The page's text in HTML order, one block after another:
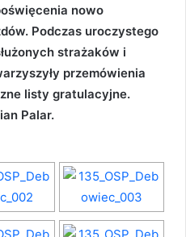
nowo
Podczas uroczystego
strażaków i
przemówienia
listy gratulacyjne.
Palar.